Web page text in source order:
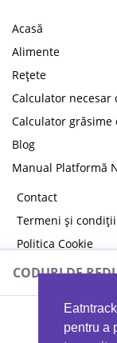
pentru a
Acasă
Alimente
Rețete
Calculator necesar
Calculator grăsime
Blog
Manual Platformă
Contact
Termeni și condiții
Politica Cookie
Politica de
CODURI DE